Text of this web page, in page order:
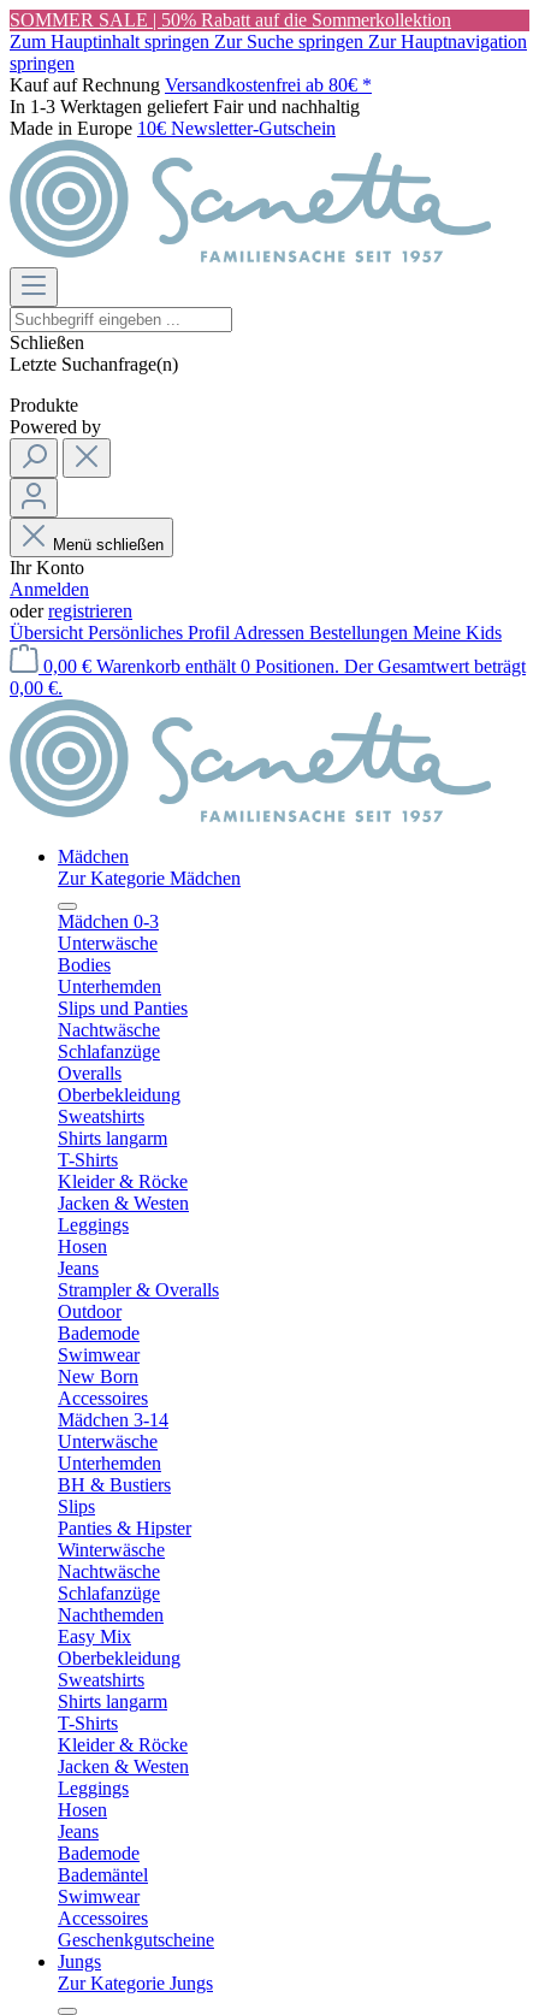
SOMMER SALE | 50% Rabatt auf die Sommerkollektion
Zum Hauptinhalt springen Zur Suche springen Zur Hauptnavigation
springen
Kauf auf Rechnung Versandkostenfrei ab 80€ *
In 1-3 Werktagen geliefert Fair und nachhaltig
Made in Europe 10€ Newsletter-Gutschein
Schließen
Letzte Suchanfrage(n)
Produkte
Powered by
Menü schließen
Ihr Konto
Anmelden
oderregistrieren
Übersicht Persönliches Profil Adressen Bestellungen Meine Kids
0,00 € Warenkorb enthält 0 Positionen. Der Gesamtwert beträgt
0,00 €.
Mädchen
Zur Kategorie Mädchen
Mädchen 0-3
Unterwäsche
Bodies
Unterhemden
Slips und Panties
Nachtwäsche
Schlafanzüge
Overalls
Oberbekleidung
Sweatshirts
Shirts langarm
T-Shirts
Kleider & Röcke
Jacken & Westen
Leggings
Hosen
Jeans
Strampler & Overalls
Outdoor
Bademode
Swimwear
New Born
Accessoires
Mädchen 3-14
Unterwäsche
Unterhemden
BH & Bustiers
Slips
Panties & Hipster
Winterwäsche
Nachtwäsche
Schlafanzüge
Nachthemden
Easy Mix
Oberbekleidung
Sweatshirts
Shirts langarm
T-Shirts
Kleider & Röcke
Jacken & Westen
Leggings
Hosen
Jeans
Bademode
Bademäntel
Swimwear
Accessoires
Geschenkgutscheine
Jungs
Zur Kategorie Jungs